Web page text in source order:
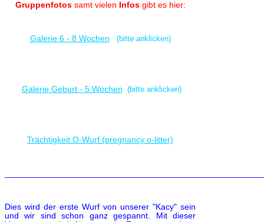
Gruppenfotossamt vielen Infosgibt es hier:
Galerie 6 - 8 Wochen (bitte anklicken)
Galerie Geburt - 5 Wochen (bitte anklicken)
Trächtigkeit O-Wurf (pregnancy o-litter)
Dies wird der erste Wurf von unserer "Kacy" sein
und wir sind schon ganz gespannt. Mit dieser